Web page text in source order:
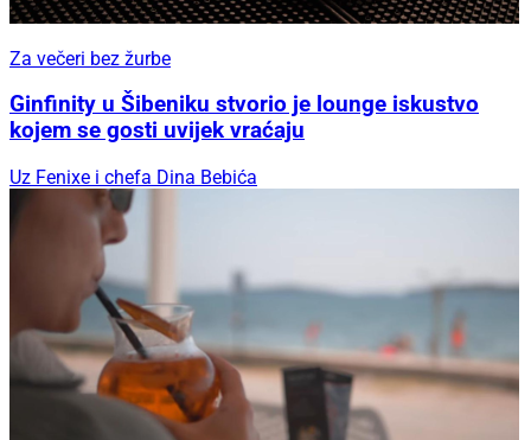
Za večeri bez žurbe
Ginfinity u Šibeniku stvorio je lounge iskustvo
kojem se gosti uvijek vraćaju
Uz Fenixe i chefa Dina Bebića